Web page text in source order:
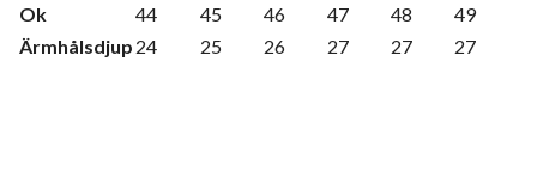
Ok
44 45 46 47 48
49
Ärmhålsdjup 24 25 26 27 27 27